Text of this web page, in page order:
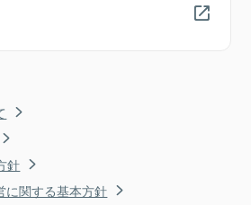
針
に関する基本方針